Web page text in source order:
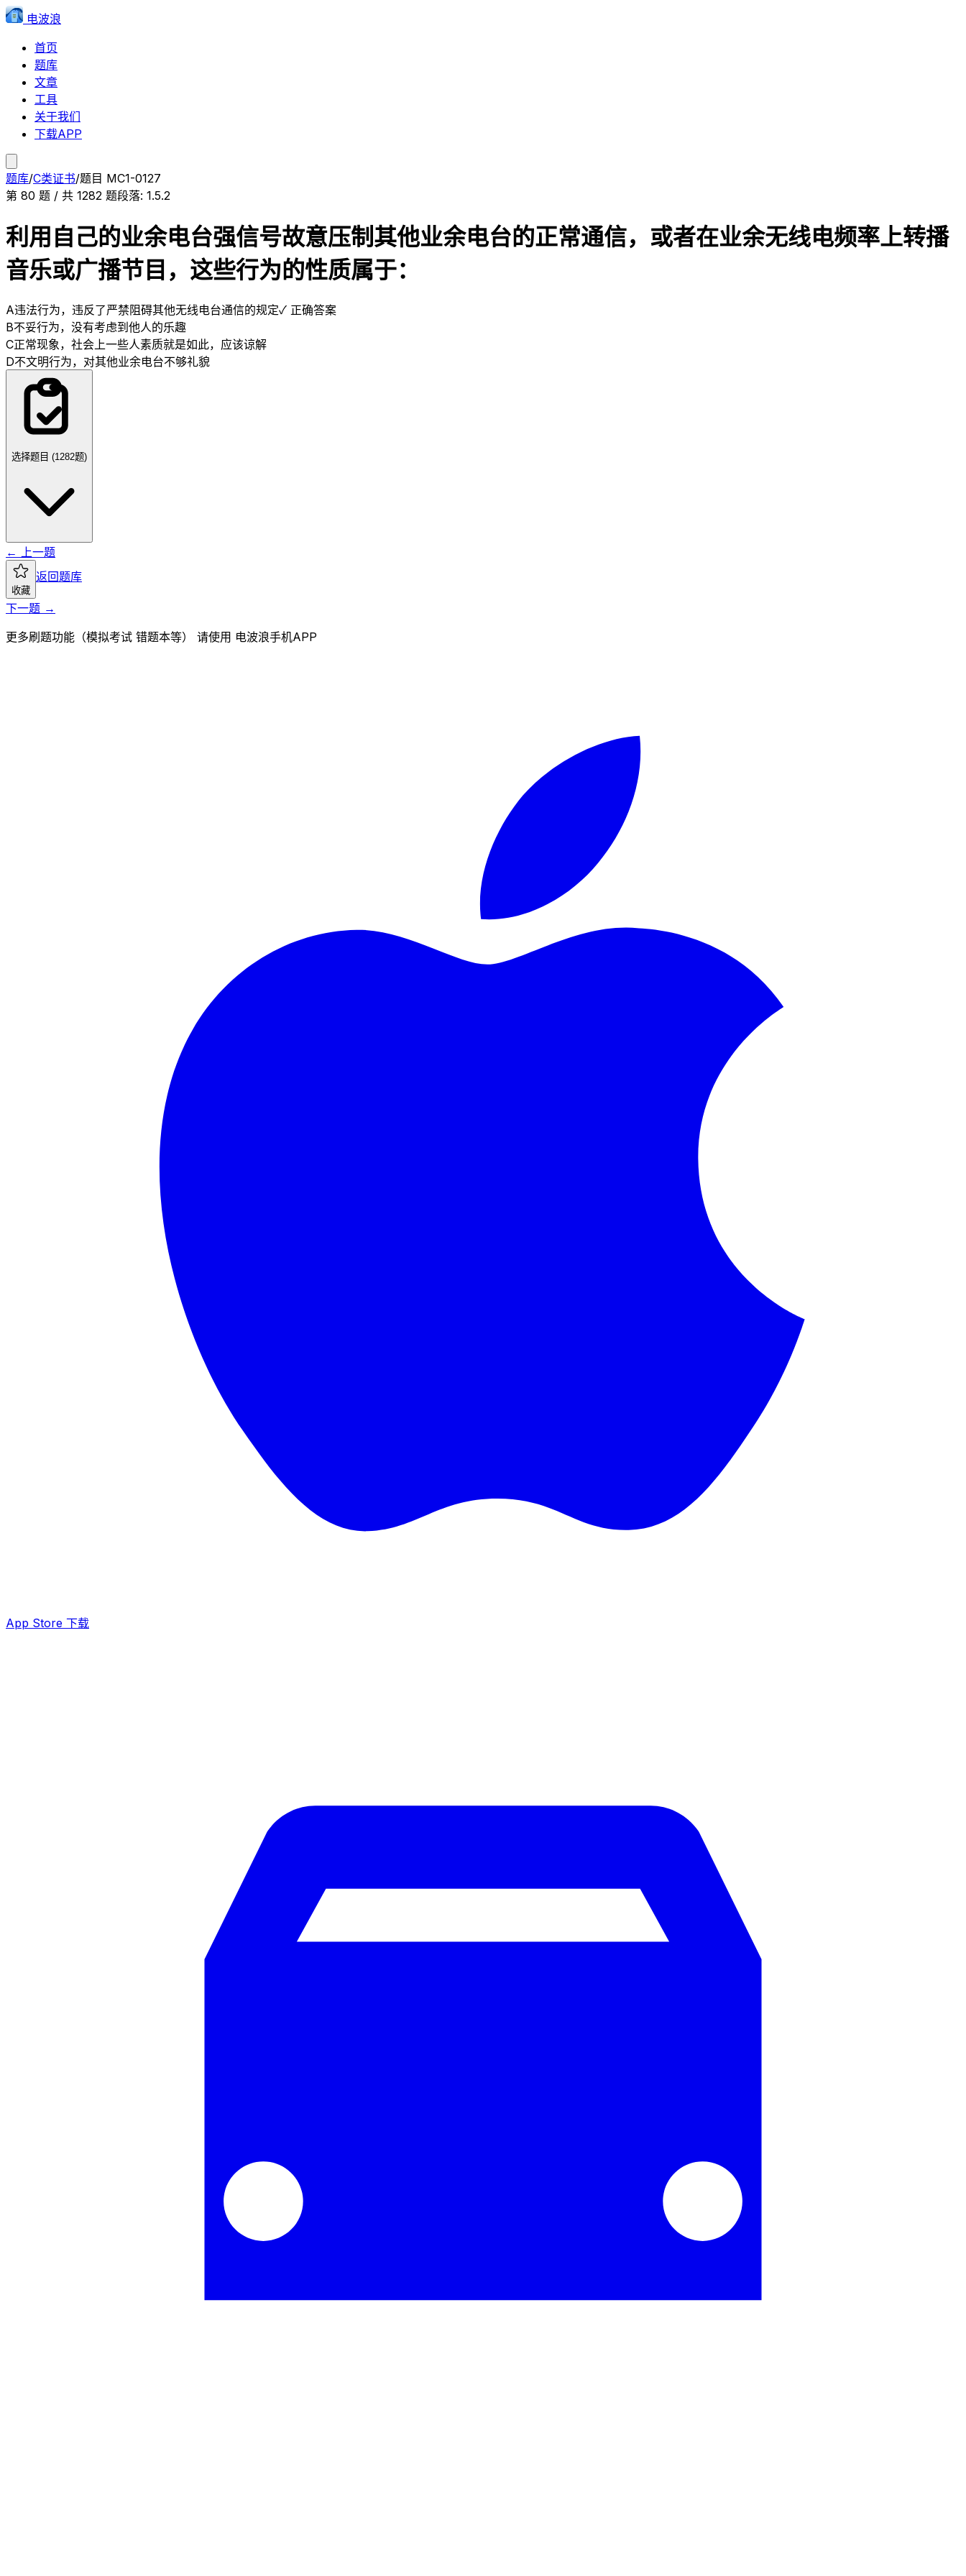
电波浪
首页
题库
文章
工具
关于我们
下载APP
题库/C类证书/题目 MC1-0127
第 80 题 / 共 1282 题段落: 1.5.2
利用自己的业余电台强信号故意压制其他业余电台的正常通信，或者在业余无线电频率上转播
音乐或广播节目，这些行为的性质属于：
A违法行为，违反了严禁阻碍其他无线电台通信的规定✓ 正确答案
B不妥行为，没有考虑到他人的乐趣
C正常现象，社会上一些人素质就是如此，应该谅解
D不文明行为，对其他业余电台不够礼貌
选择题目 (1282题)
← 上一题
收藏
返回题库
下一题 →
更多刷题功能（模拟考试 错题本等） 请使用 电波浪手机APP
App Store 下载